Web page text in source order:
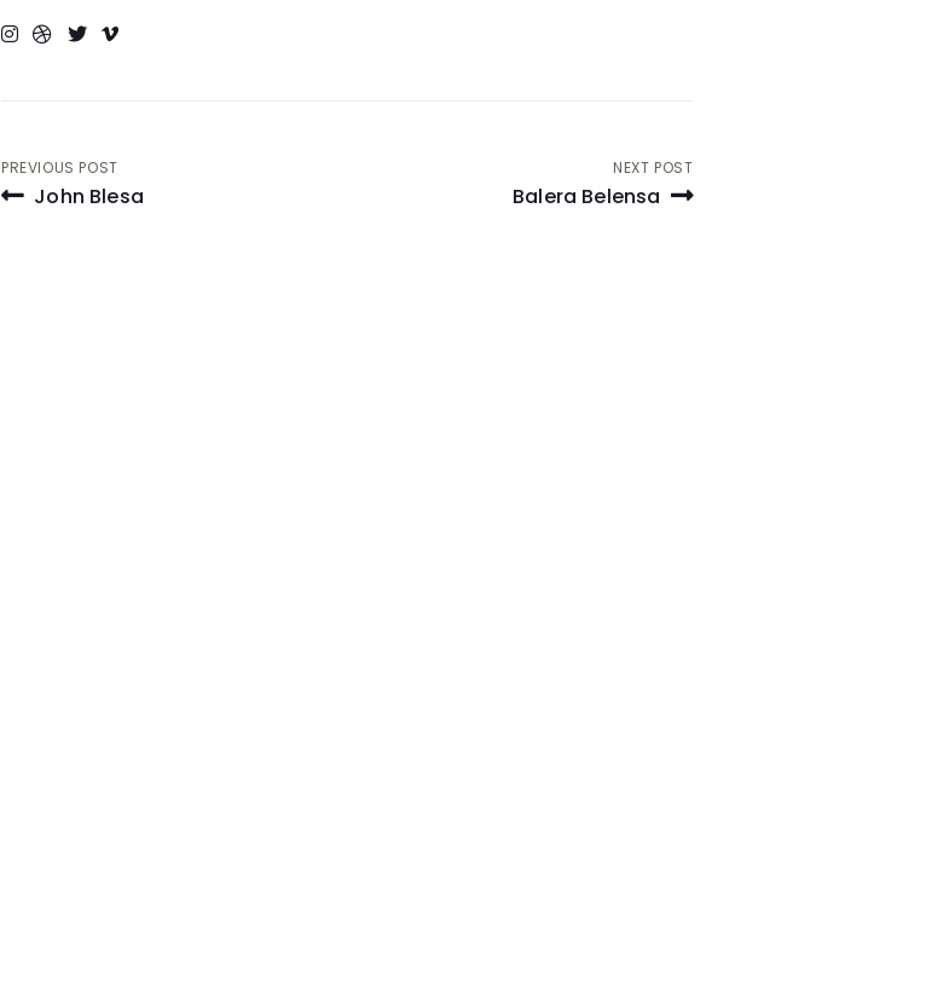
Bericht
PREVIOUS POST
John Blesa
NEXT POST
Balera Belensa